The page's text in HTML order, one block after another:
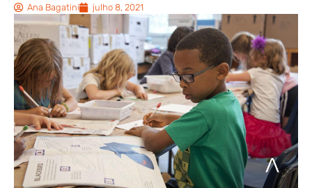
Ana Bagatini julho 8, 2021